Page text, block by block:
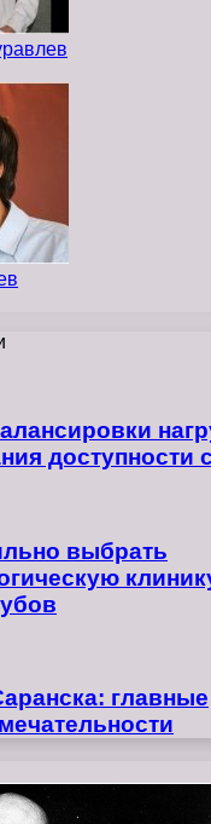
доступности
выбрать
главные